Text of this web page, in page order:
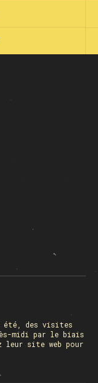
été, des visites
midi par le biais
leur site web pour